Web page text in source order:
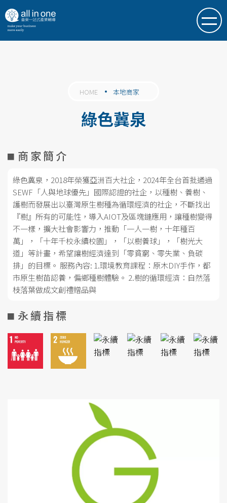
HOME 本地商家
綠色冀泉
商家簡介
綠色冀泉，2018年榮獲亞洲百大社企，2024年全台首批通過
SEWF「人與地球優先」國際認證的社企，以種樹、養樹、
護樹而發展出以臺灣原生樹種為循環經濟的社企，不斷找出
『樹』所有的可能性，導入AIOT及區塊鏈應用，讓種樹變得
不一樣，擴大社會影響力，推動「一人一樹，十年種百
萬」，「十年千校永續校園」，「以樹養球」，「樹光大
道」等計畫，希望讓樹經濟達到「零貧窮、零失業、負碳
排」的目標。 服務內容: 1.環境教育課程：原木DIY手作，都
市原生樹苗認養，偏鄉種樹體驗。 2.樹的循環經濟：自然落
枝落葉做成文創禮贈品與
永續指標